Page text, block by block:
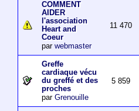
COMMENT
AIDER
l'association
Heart and
Coeur
par webmaster
11 470
Greffe
cardiaque vécu
du greffé et des
proches
par Grenouille
5 859